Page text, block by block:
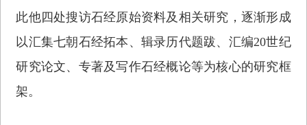
此他四处搜访石经原始资料及相关研究，逐渐形成
以汇集七朝石经拓本、辑录历代题跋、汇编20世纪
研究论文、专著及写作石经概论等为核心的研究框
架。